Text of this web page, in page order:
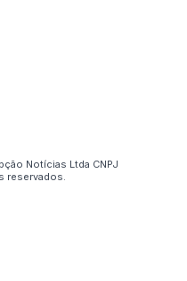
Notícias Ltda CNPJ
reservados.